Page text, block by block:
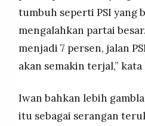
tumbuh seperti PSI yang
mengalahkan partai
menjadi 7 persen, jalan
akan semakin terjal,” kata
Iwan bahkan lebih
itu sebagai serangan